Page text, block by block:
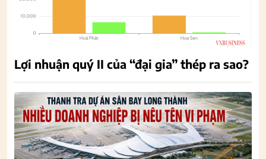
Lợi nhuận quý II của “đại gia” thép ra sao?